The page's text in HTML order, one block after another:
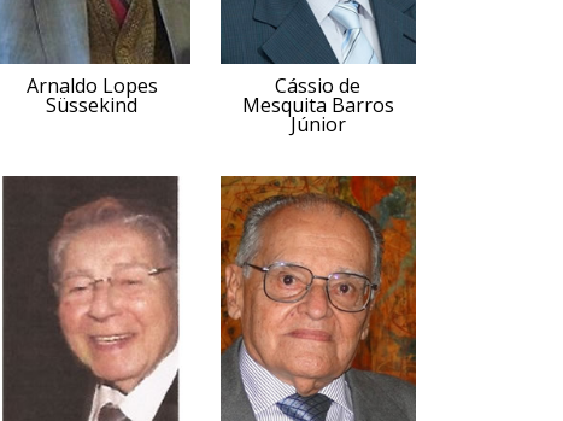
Arnaldo Lopes
Süssekind
Cássio de
Mesquita Barros
Júnior